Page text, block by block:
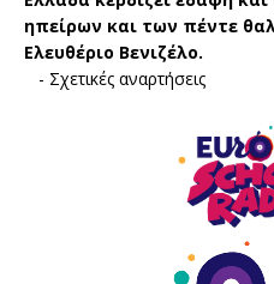
ηπείρων και των πέντε
Ελευθέριο Βενιζέλο.
- Σχετικές αναρτήσεις